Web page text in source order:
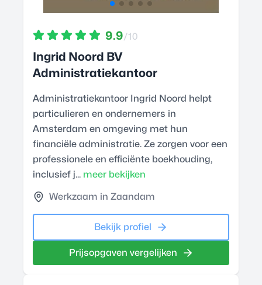
9.9/10
Ingrid Noord BV
Administratiekantoor
Administratiekantoor Ingrid Noord helpt
particulieren en ondernemers in
Amsterdam en omgeving met hun
financiële administratie. Ze zorgen voor een
professionele en efficiënte boekhouding,
inclusief j... meer bekijken
Werkzaam in Zaandam
Bekijk profiel
Prijsopgaven vergelijken